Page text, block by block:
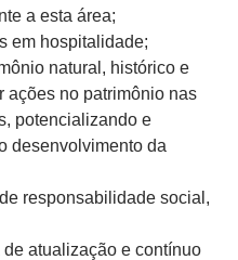
a esta área;
em hospitalidade;
natural, histórico e
ações no patrimônio nas
potencializando e
desenvolvimento da
responsabilidade social,
atualização e contínuo